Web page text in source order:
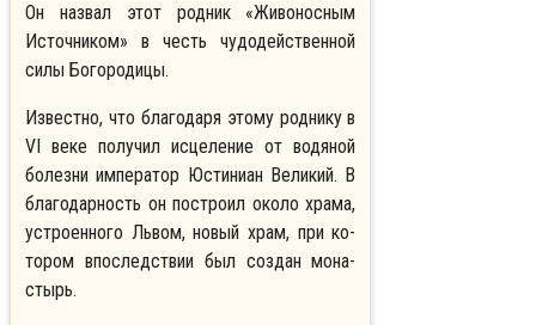
Он назвал этот родник «Живоносным
Источником» в честь чудодейственной
силы Богородицы.
Известно, что благодаря этому роднику в
VI веке получил исцеление от водяной
болезни император Юстиниан Великий. В
благодарность он построил око­ло хра­ма,
устро­ен­но­го Львом, но­вый храм, при ко­
то­ром впо­след­ствии был со­здан мо­на­
стырь.